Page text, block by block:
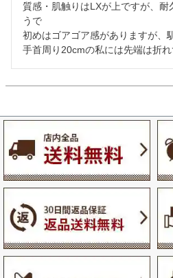
質感・肌触りはLXが上ですが、耐
うで
初めはゴアゴア感がありますが、